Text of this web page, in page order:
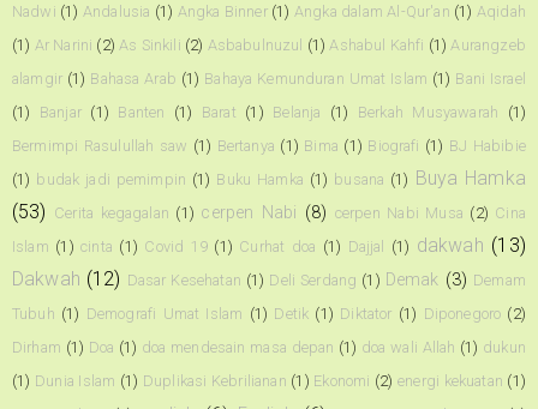
Nadwi (1) Andalusia (1) Angka Binner (1) Angka dalam Al-Qur'an (1) Aqidah
(1) Ar Narini (2) As Sinkili (2) Asbabulnuzul (1) Ashabul Kahfi (1) Aurangzeb
alamgir (1) Bahasa Arab (1) Bahaya Kemunduran Umat Islam (1) Bani Israel
(1)
Banjar (1) Banten (1) Barat (1) Belanja (1) Berkah Musyawarah
(1)
Bermimpi Rasulullah saw (1) Bertanya (1) Bima (1) Biografi (1) BJ Habibie
(1) budak jadi pemimpin (1) Buku Hamka (1) busana (1) Buya Hamka
(53) Cerita kegagalan (1) cerpen Nabi (8) cerpen Nabi Musa (2) Cina
Islam (1) cinta (1) Covid 19 (1) Curhat doa (1) Dajjal (1) dakwah (13)
Dakwah (12) Dasar Kesehatan (1) Deli Serdang (1) Demak (3) Demam
Tubuh (1) Demografi Umat Islam (1) Detik (1) Diktator (1) Diponegoro (2)
Dirham (1) Doa (1) doa mendesain masa depan (1) doa wali Allah (1) dukun
(1) Dunia Islam (1) Duplikasi Kebrilianan (1) Ekonomi (2) energi kekuatan (1)